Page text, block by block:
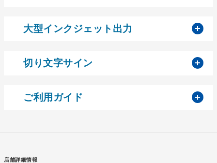
大型インクジェット出力
切り文字サイン
ご利用ガイド
店舗詳細情報